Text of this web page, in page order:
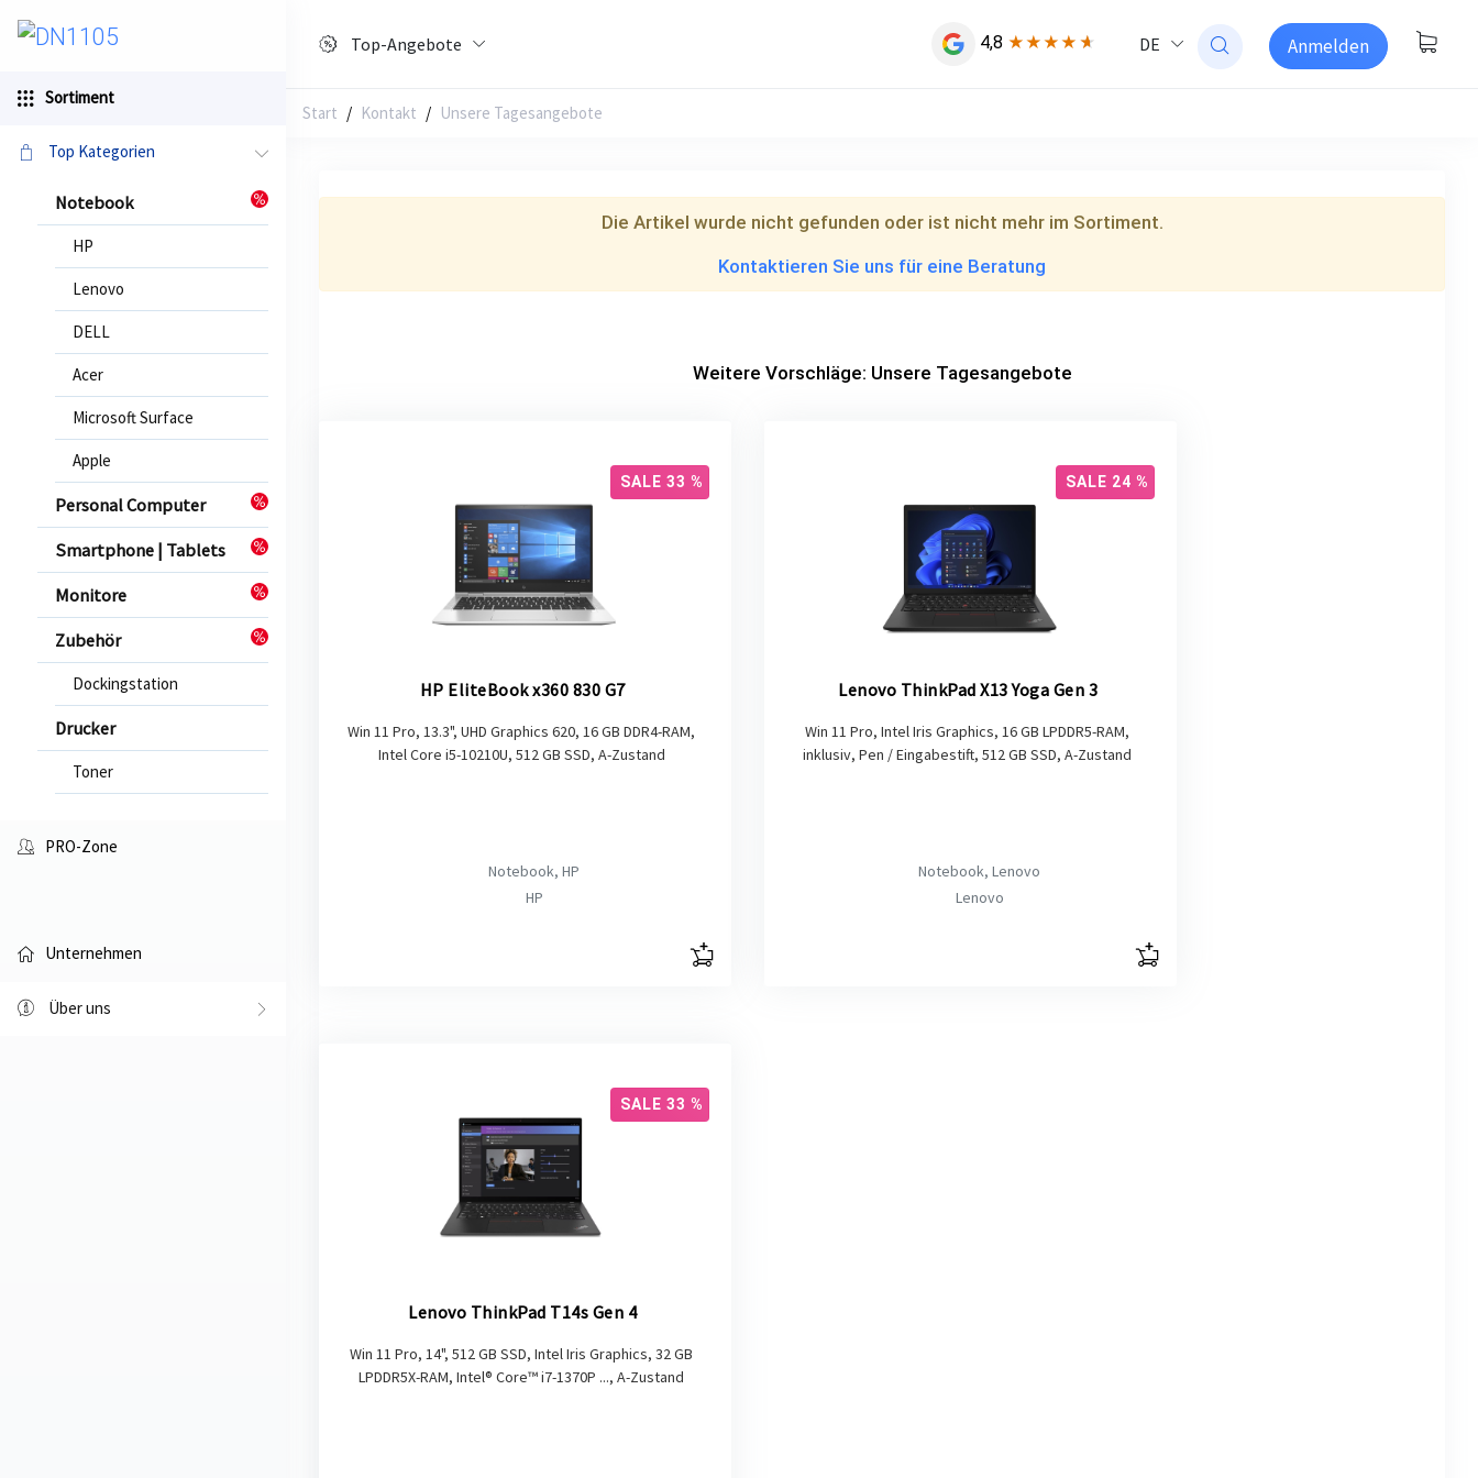
Top-Angebote 4,8 ★★★★ ★ DE Anmelden
Sortiment
Top Kategorien
Notebook
HP
Lenovo
DELL
Acer
Microsoft Surface
Apple
Personal Computer
Smartphone | Tablets
Monitore
Zubehör
Dockingstation
Drucker
Toner
PRO-Zone
Unternehmen
Über uns
Start / Kontakt Unsere Tagesangebote
Die Artikel wurde nicht gefunden oder ist nicht mehr im Sortiment.
Kontaktieren Sie uns für eine Beratung
Weitere Vorschläge: Unsere Tagesangebote
SALE 33 %
HP EliteBook x360 830 G7
Win 11 Pro, 13.3", UHD Graphics 620, 16 GB DDR4-RAM,
Intel Core i5-10210U, 512 GB SSD, A-Zustand
Notebook, HP
HP
SALE 24 %
Lenovo ThinkPad X13 Yoga Gen 3
Win 11 Pro, Intel Iris Graphics, 16 GB LPDDR5-RAM,
inklusiv, Pen / Eingabestift, 512 GB SSD, A-Zustand
Notebook, Lenovo
Lenovo
SALE 33 %
Lenovo ThinkPad T14s Gen 4
Win 11 Pro, 14", 512 GB SSD, Intel Iris Graphics, 32 GB
LPDDR5X-RAM, Intel® Core™ i7-1370P ..., A-Zustand